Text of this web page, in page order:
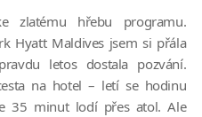
zlatému hřebu programu.
Hyatt Maldives jsem si přála
letos dostala pozvání.
na hotel – letí se hodinu
35 minut lodí přes atol. Ale